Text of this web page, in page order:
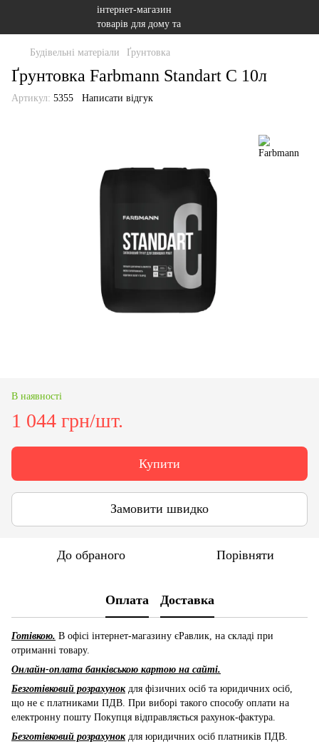
Будівельні матеріали Ґрунтовка
Ґрунтовка Farbmann Standart C 10л
Артикул: 5355 Написати відгук
В наявності
1 044 грн/шт.
Купити
Замовити швидко
До обраного Порівняти
Оплата Доставка
Готівкою. В офісі інтернет-магазину єРавлик, на складі при
отриманні товару.
Онлайн-оплата банківською картою на сайті.
Безготівковий розрахунокдля фізичних осіб та юридичних осіб,
що не є платниками ПДВ. При виборі такого способу оплати на
електронну пошту Покупця відправляється рахунок-фактура.
Безготівковий розрахунокдля юридичних осіб платників ПДВ.